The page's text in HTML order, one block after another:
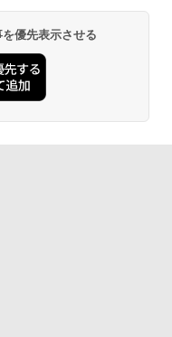
優先表示させる